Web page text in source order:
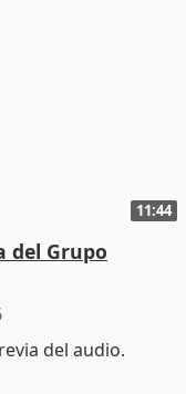
11:44
del Grupo